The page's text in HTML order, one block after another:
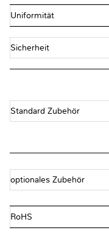
Uniformität
Sicherheit
Standard Zubehör
optionales Zubehör
RoHS